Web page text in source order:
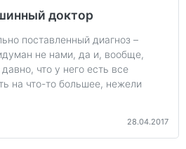
доктор
поставленный диагноз –
не нами, да и, вообще,
что у него есть все
на что-то большее, нежели
28.04.2017